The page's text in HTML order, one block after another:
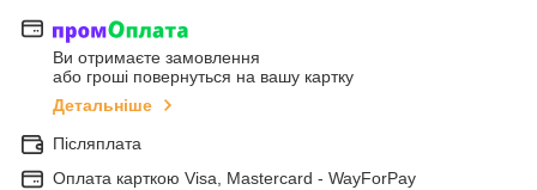
Ви отримаєте замовлення
або гроші повернуться на вашу картку
Детальніше
Післяплата
Оплата карткою Visa, Mastercard - WayForPay